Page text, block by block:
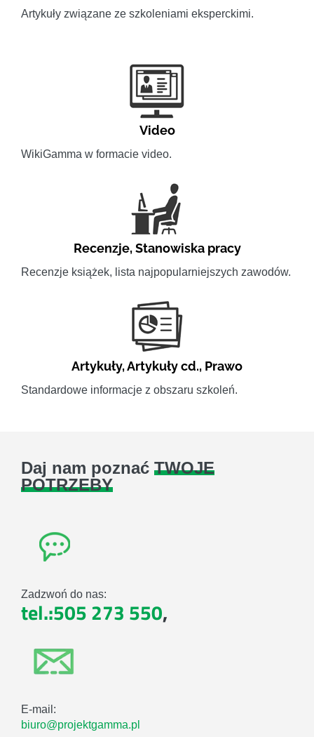
Artykuły związane ze szkoleniami eksperckimi.
Video
WikiGamma w formacie video.
Recenzje,Stanowiska pracy
Recenzje książek, lista najpopularniejszych zawodów.
Artykuły,Artykuły cd., Prawo
Standardowe informacje z obszaru szkoleń.
Daj nam poznać TWOJE
POTRZEBY
Zadzwoń do nas:
tel.:505 273 550,
E-mail:
biuro@projektgamma.pl